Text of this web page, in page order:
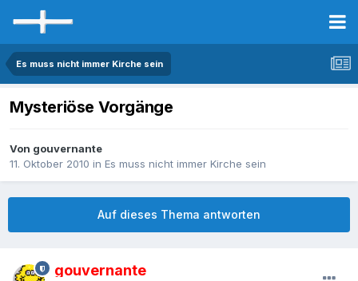
Es muss nicht immer Kirche sein
Mysteriöse Vorgänge
Von gouvernante
11. Oktober 2010 in Es muss nicht immer Kirche sein
Auf dieses Thema antworten
gouvernante